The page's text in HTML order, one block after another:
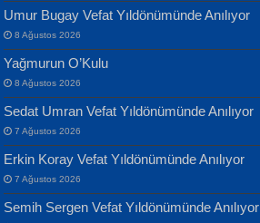
ATİLLA ÖZEN
Sultan Olmadan Önce Eyüp...
Banu Sancak
Defterimden İçeri...
Umur Bugay Vefat Yıldönümünde Anılıyor
8 Ağustos 2026
Yağmurun O’Kulu
8 Ağustos 2026
Sedat Umran Vefat Yıldönümünde Anılıyor
7 Ağustos 2026
Erkin Koray Vefat Yıldönümünde Anılıyor
7 Ağustos 2026
Semih Sergen Vefat Yıldönümünde Anılıyor